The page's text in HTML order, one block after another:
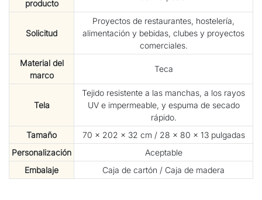
producto
Solicitud
Proyectos de restaurantes, hostelería,
alimentación y bebidas, clubes y proyectos
comerciales.
Material del
marco
Teca
Tela
Tejido resistente a las manchas, a los rayos
UV e impermeable, y espuma de secado
rápido.
Tamaño
70 × 202 × 32 cm / 28 × 80 × 13 pulgadas
Personalización
Aceptable
Embalaje
Caja de cartón / Caja de madera